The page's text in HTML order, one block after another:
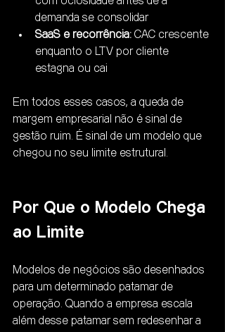
demanda se consolidar
SaaS e recorrência: CAC crescente
enquanto o LTV por cliente
estagna ou cai
Em todos esses casos, a queda de
margem empresarial não é sinal de
gestão ruim. É sinal de um modelo que
chegou no seu limite estrutural.
Por Que o Modelo Chega
ao Limite
Modelos de negócios são desenhados
para um determinado patamar de
operação. Quando a empresa escala
além desse patamar sem redesenhar a